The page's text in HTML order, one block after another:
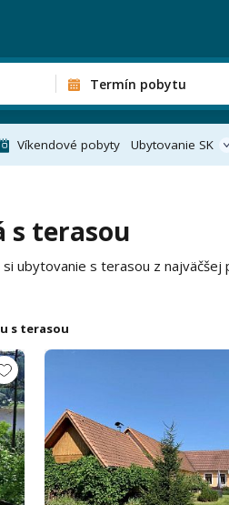
Termín pobytu
Víkendové pobyty Ubytovanie SK
s terasou
ubytovanie s terasou z najväčšej
s terasou